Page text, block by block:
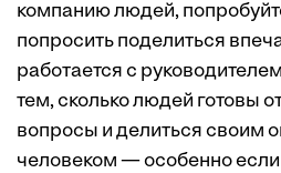
компанию людей,
попросить поделиться
работается с
тем, сколько людей готовы
вопросы и делиться своим
человеком — особенно если